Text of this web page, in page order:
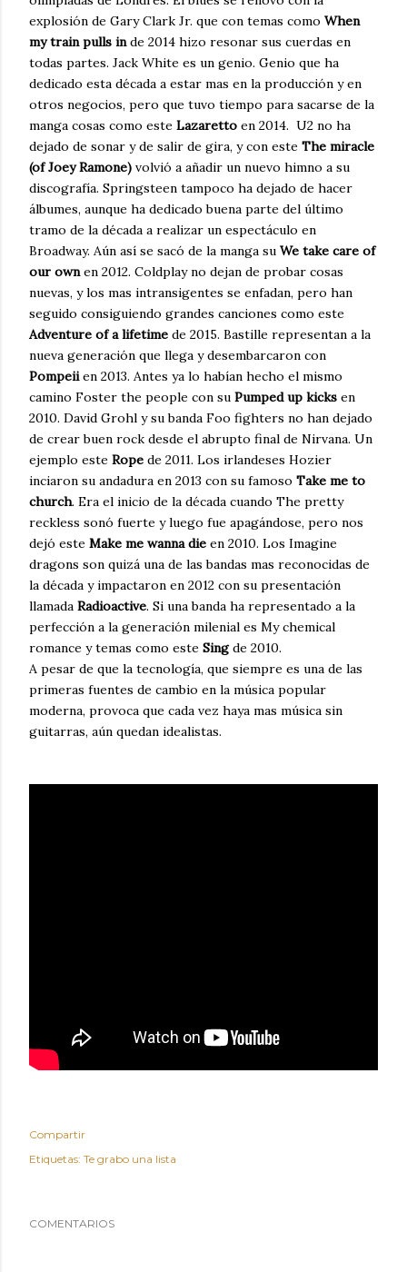
explosión de Gary Clark Jr. que con temas como When
my train pulls inde 2014 hizo resonar sus cuerdas en
todas partes. Jack White es un genio. Genio que ha
dedicado esta década a estar mas en la producción y en
otros negocios, pero que tuvo tiempo para sacarse de la
manga cosas como este Lazaretto en 2014. U2 no ha
dejado de sonar y de salir de gira, y con este The miracle
(of Joey Ramone) volvió a añadir un nuevo himno a su
discografía. Springsteen tampoco ha dejado de hacer
álbumes, aunque ha dedicado buena parte del último
tramo de la década a realizar un espectáculo en
Broadway. Aún así se sacó de la manga su We take care of
our ownen 2012. Coldplay no dejan de probar cosas
nuevas, y los mas intransigentes se enfadan, pero han
seguido consiguiendo grandes canciones como este
Adventure of a lifetime de 2015. Bastille representan a la
nueva generación que llega y desembarcaron con
Pompeiien 2013. Antes ya lo habían hecho el mismo
camino Foster the people con su Pumped up kicks en
2010. David Grohl y su banda Foo fighters no han dejado
de crear buen rock desde el abrupto final de Nirvana. Un
ejemplo este Rope de 2011. Los irlandeses Hozier
inciaron su andadura en 2013 con su famoso Take me to
church. Era el inicio de la década cuando The pretty
reckless sonó fuerte y luego fue apagándose, pero nos
dejó este Make me wanna die en 2010. Los Imagine
dragons son quizá una de las bandas mas reconocidas de
la década y impactaron en 2012 con su presentación
llamada Radioactive. Si una banda ha representado a la
perfección a la generación milenial es My chemical
romance y temas como este Singde 2010.
A pesar de que la tecnología, que siempre es una de las
primeras fuentes de cambio en la música popular
moderna, provoca que cada vez haya mas música sin
guitarras, aún quedan idealistas.
Compartir
Etiquetas: Te grabo una lista
COMENTARIOS